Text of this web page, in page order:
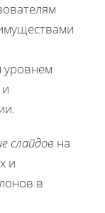
уровнем
слайдов на
и
в